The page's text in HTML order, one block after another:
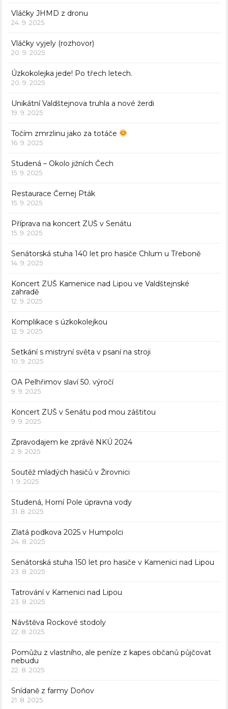
Vláčky JHMD z dronu
24. 9. 2025
Vláčky vyjely (rozhovor)
20. 9. 2025
Úzkokolejka jede! Po třech letech.
20. 9. 2025
Unikátní Valdštejnova truhla a nové žerdi
19. 9. 2025
Točím zmrzlinu jako za totáče
16. 9. 2025
Studená – Okolo jižních Čech
15. 9. 2025
Restaurace Černej Pták
15. 9. 2025
Příprava na koncert ZUŠ v Senátu
15. 9. 2025
Senátorská stuha 140 let pro hasiče Chlum u Třeboně
14. 9. 2025
Koncert ZUŠ Kamenice nad Lipou ve Valdštejnské
zahradě
12. 9. 2025
Komplikace s úzkokolejkou
12. 9. 2025
Setkání s mistryní světa v psaní na stroji
10. 9. 2025
OA Pelhřimov slaví 50. výročí
9. 9. 2025
Koncert ZUŠ v Senátu pod mou záštitou
9. 9. 2025
Zpravodajem ke zprávě NKÚ 2024
2. 9. 2025
Soutěž mladých hasičů v Žirovnici
1. 9. 2025
Studená, Horní Pole úpravna vody
31. 8. 2025
Zlatá podkova 2025 v Humpolci
24. 8. 2025
Senátorská stuha 150 let pro hasiče v Kamenici nad Lipou
23. 8. 2025
Tatrování v Kamenici nad Lipou
23. 8. 2025
Návštěva Rockové stodoly
22. 8. 2025
Pomůžu z vlastního, ale peníze z kapes občanů půjčovat
nebudu
22. 8. 2025
Snídaně z farmy Doňov
21. 8. 2025